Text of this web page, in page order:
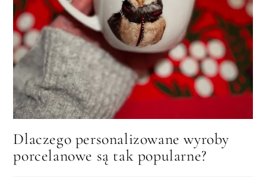
Dlaczego personalizowane wyroby
porcelanowe są tak popularne?